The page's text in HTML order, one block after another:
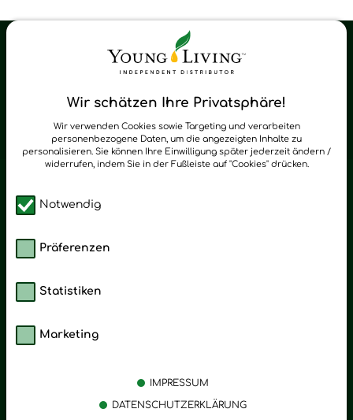
Wir schätzen Ihre Privatsphäre!
Wir verwenden Cookies sowie Targeting und verarbeiten
personenbezogene Daten, um die angezeigten Inhalte zu
personalisieren. Sie können Ihre Einwilligung später jederzeit ändern /
widerrufen, indem Sie in der Fußleiste auf "Cookies" drücken.
Notwendig
Präferenzen
Statistiken
Marketing
IMPRESSUM
DATENSCHUTZERKLÄRUNG
Young Living Shop-Oil Newsletter
zum Newsletter anmelden
Stress
Entspannung